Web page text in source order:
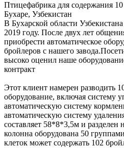
Птицефабрика для содержания
Бухаре, Узбекистан
В Бухарской области
2019 году. После двух лет
приобрести автоматическое
бройлеров с нашего
высоко оценил наше
контракт
Этот клиент намерен разводить
оборудование, включая систему
автоматическую систему
автоматическую систему
составляет 58*8*3,5м и
колонна оборудована 50
клеток может содержать 102